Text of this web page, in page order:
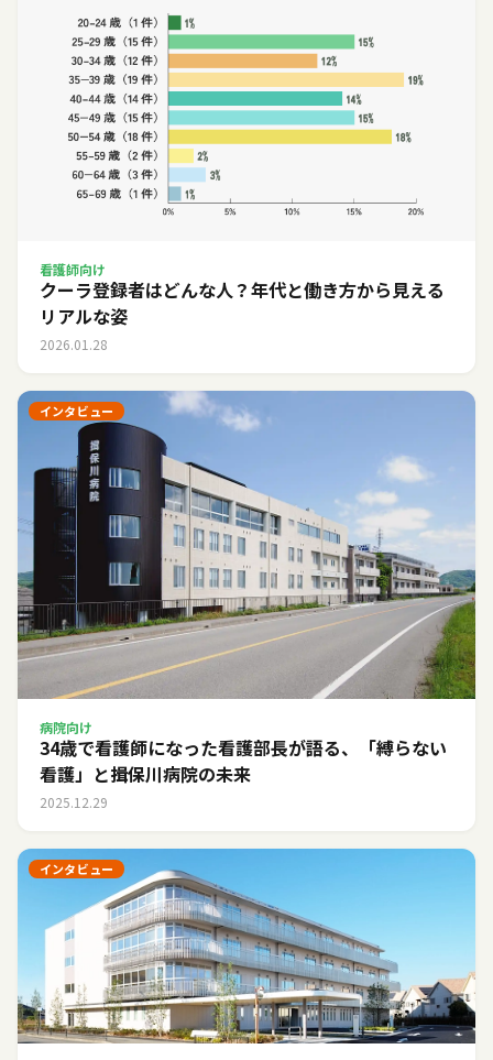
看護師向け
クーラ登録者はどんな人？年代と働き方から見える
リアルな姿
2026.01.28
インタビュー
病院向け
34歳で看護師になった看護部長が語る、「縛らない
看護」と揖保川病院の未来
2025.12.29
インタビュー